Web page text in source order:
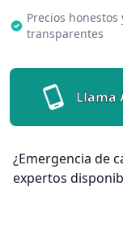
Precios honestos
transparentes
Llama
¿Emergencia de
expertos